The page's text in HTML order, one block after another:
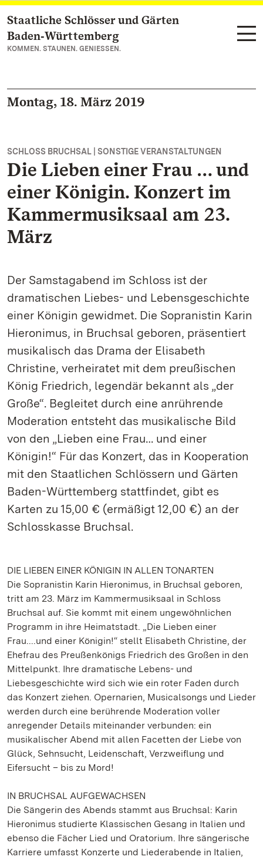
Zum Hauptinhalt springen
Staatliche Schlösser und Gärten
Baden‑Württemberg
KOMMEN. STAUNEN. GENIESSEN.
Montag, 18. März 2019
SCHLOSS BRUCHSAL | SONSTIGE VERANSTALTUNGEN
Die Lieben einer Frau … und
einer Königin. Konzert im
Kammermusiksaal am 23.
März
Der Samstagabend im Schloss ist der
dramatischen Liebes- und Lebensgeschichte
einer Königin gewidmet. Die Sopranistin Karin
Hieronimus, in Bruchsal geboren, präsentiert
musikalisch das Drama der Elisabeth
Christine, verheiratet mit dem preußischen
König Friedrich, legendär bekannt als „der
Große“. Begleitet durch eine anrührende
Moderation entsteht das musikalische Bild
von den „Lieben eine Frau… und einer
Königin!“ Für das Konzert, das in Kooperation
mit den Staatlichen Schlössern und Gärten
Baden-Württemberg stattfindet, gibt es
Karten zu 15,00 € (ermäßigt 12,00 €) an der
Schlosskasse Bruchsal.
DIE LIEBEN EINER KÖNIGIN IN ALLEN TONARTEN
Die Sopranistin Karin Hieronimus, in Bruchsal geboren,
tritt am 23. März im Kammermusiksaal in Schloss
Bruchsal auf. Sie kommt mit einem ungewöhnlichen
Programm in ihre Heimatstadt. „Die Lieben einer
Frau....und einer Königin!“ stellt Elisabeth Christine, der
Ehefrau des Preußenkönigs Friedrich des Großen in den
Mittelpunkt. Ihre dramatische Lebens- und
Liebesgeschichte wird sich wie ein roter Faden durch
das Konzert ziehen. Opernarien, Musicalsongs und Lieder
werden durch eine berührende Moderation voller
anregender Details miteinander verbunden: ein
musikalischer Abend mit allen Facetten der Liebe von
Glück, Sehnsucht, Leidenschaft, Verzweiflung und
Eifersucht – bis zu Mord!
IN BRUCHSAL AUFGEWACHSEN
Die Sängerin des Abends stammt aus Bruchsal: Karin
Hieronimus studierte Klassischen Gesang in Italien und
ebenso die Fächer Lied und Oratorium. Ihre sängerische
Karriere umfasst Konzerte und Liederabende in Italien,